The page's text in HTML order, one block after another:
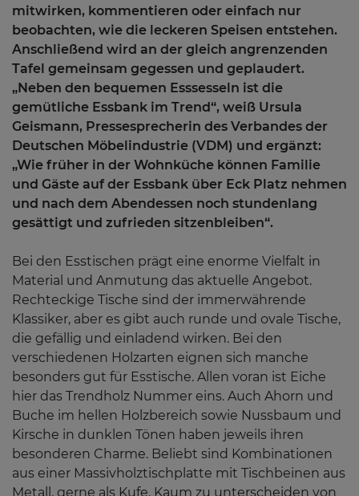
mitwirken, kommentieren oder einfach nur
beobachten, wie die leckeren Speisen entstehen.
Anschließend wird an der gleich angrenzenden
Tafel gemeinsam gegessen und geplaudert.
„Neben den bequemen Esssesseln ist die
gemütliche Essbank im Trend“, weiß Ursula
Geismann, Pressesprecherin des Verbandes der
Deutschen Möbelindustrie (VDM) und ergänzt:
„Wie früher in der Wohnküche können Familie
und Gäste auf der Essbank über Eck Platz nehmen
und nach dem Abendessen noch stundenlang
gesättigt und zufrieden sitzenbleiben“.
Bei den Esstischen prägt eine enorme Vielfalt in
Material und Anmutung das aktuelle Angebot.
Rechteckige Tische sind der immerwährende
Klassiker, aber es gibt auch runde und ovale Tische,
die gefällig und einladend wirken. Bei den
verschiedenen Holzarten eignen sich manche
besonders gut für Esstische. Allen voran ist Eiche
hier das Trendholz Nummer eins. Auch Ahorn und
Buche im hellen Holzbereich sowie Nussbaum und
Kirsche in dunklen Tönen haben jeweils ihren
besonderen Charme. Beliebt sind Kombinationen
aus einer Massivholztischplatte mit Tischbeinen aus
Metall, gerne als Kufe. Kaum zu unterscheiden von